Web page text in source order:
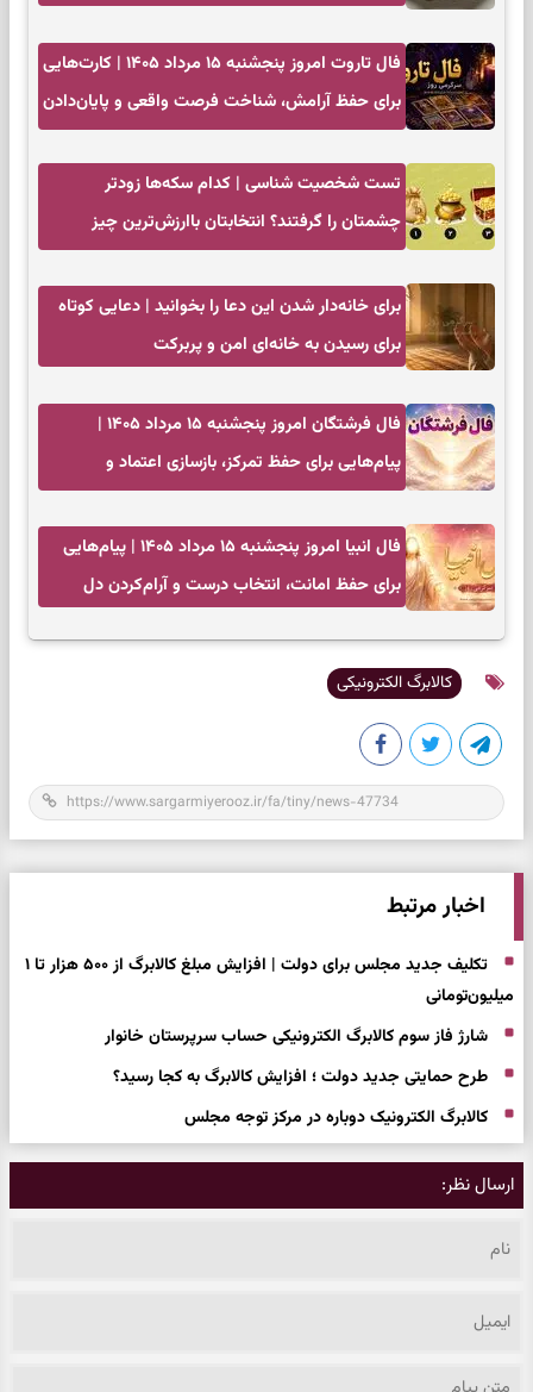
فال تاروت امروز پنجشنبه ۱۵ مرداد ۱۴۰۵ | کارت‌هایی
برای حفظ آرامش، شناخت فرصت واقعی و پایان‌دادن
تست شخصیت شناسی | کدام سکه‌ها زودتر
چشمتان را گرفتند؟ انتخابتان باارزش‌ترین چیز
برای خانه‌دار شدن این دعا را بخوانید | دعایی کوتاه
برای رسیدن به خانه‌ای امن و پربرکت
فال فرشتگان امروز پنجشنبه ۱۵ مرداد ۱۴۰۵ |
پیام‌هایی برای حفظ تمرکز، بازسازی اعتماد و
فال انبیا امروز پنجشنبه ۱۵ مرداد ۱۴۰۵ | پیام‌هایی
برای حفظ امانت، انتخاب درست و آرام‌کردن دل
کالابرگ الکترونیکی
اخبار مرتبط
تکلیف جدید مجلس برای دولت | افزایش مبلغ کالابرگ از ۵۰۰ هزار تا ۱
میلیون‌تومانی
شارژ فاز سوم کالابرگ الکترونیکی حساب سرپرستان خانوار
طرح حمایتی جدید دولت ؛ افزایش کالابرگ به کجا رسید؟
کالابرگ الکترونیک دوباره در مرکز توجه مجلس
ارسال نظر: